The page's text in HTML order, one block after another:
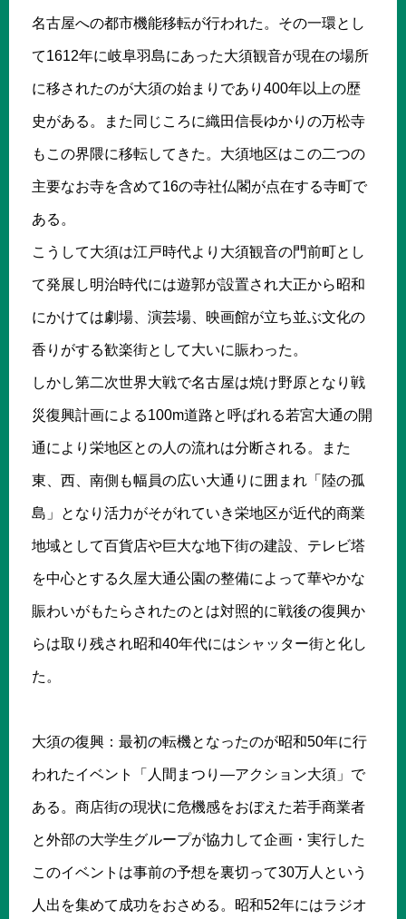
名古屋への都市機能移転が行われた。その一環とし
て1612年に岐阜羽島にあった大須観音が現在の場所
に移されたのが大須の始まりであり400年以上の歴
史がある。また同じころに織田信長ゆかりの万松寺
もこの界隈に移転してきた。大須地区はこの二つの
主要なお寺を含めて16の寺社仏閣が点在する寺町で
ある。
こうして大須は江戸時代より大須観音の門前町とし
て発展し明治時代には遊郭が設置され大正から昭和
にかけては劇場、演芸場、映画館が立ち並ぶ文化の
香りがする歓楽街として大いに賑わった。
しかし第二次世界大戦で名古屋は焼け野原となり戦
災復興計画による100m道路と呼ばれる若宮大通の開
通により栄地区との人の流れは分断される。また
東、西、南側も幅員の広い大通りに囲まれ「陸の孤
島」となり活力がそがれていき栄地区が近代的商業
地域として百貨店や巨大な地下街の建設、テレビ塔
を中心とする久屋大通公園の整備によって華やかな
賑わいがもたらされたのとは対照的に戦後の復興か
らは取り残され昭和40年代にはシャッター街と化し
た。
大須の復興：最初の転機となったのが昭和50年に行
われたイベント「人間まつり―アクション大須」で
ある。商店街の現状に危機感をおぼえた若手商業者
と外部の大学生グループが協力して企画・実行した
このイベントは事前の予想を裏切って30万人という
人出を集めて成功をおさめる。昭和52年にはラジオ